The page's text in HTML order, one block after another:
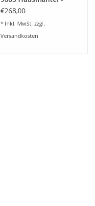
Gr.36-46 -
€268,00
* Inkl. MwSt. zzgl.
Versandkosten